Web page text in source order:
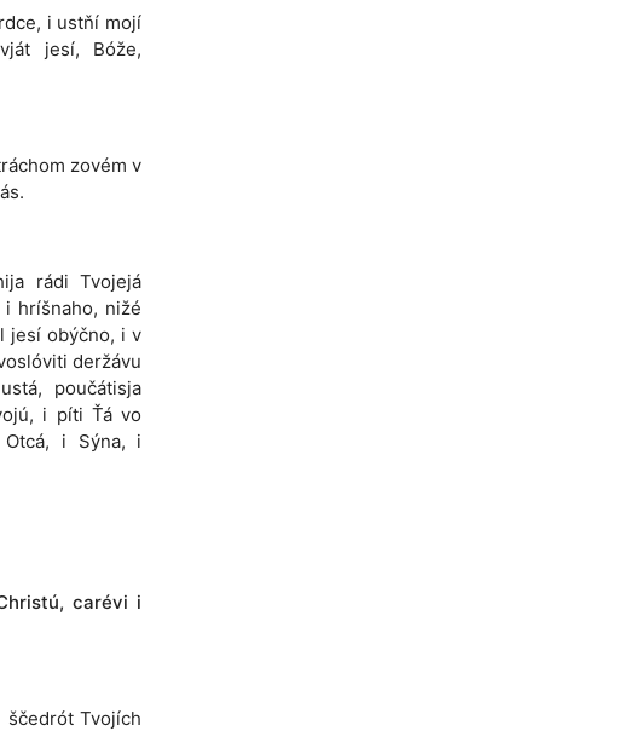
i ustňí mojí
jesí, Bóže,
zovém v
rádi Tvojejá
hríšnaho, nižé
jesí obýčno, i v
deržávu
poučátisja
i píti Ťá vo
Otcá, i Sýna, i
carévi i
Tvojích